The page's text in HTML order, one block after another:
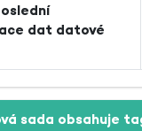
dat datové
sada obsahuje